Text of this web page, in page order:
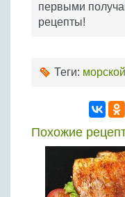
первыми
рецепты!
Теги:
Похожие